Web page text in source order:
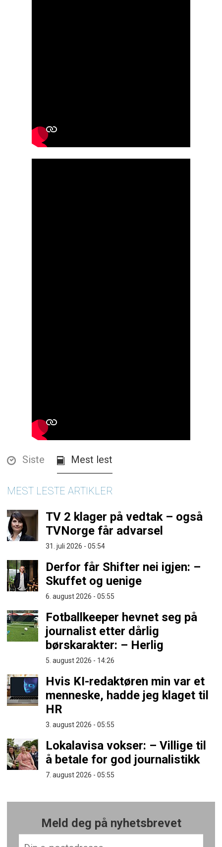
Siste Mest lest
MEST LESTE ARTIKLER
TV 2 klager på vedtak – også
TVNorge får advarsel
31. juli 2026 - 05:54
Derfor får Shifter nei igjen: –
Skuffet og uenige
6. august 2026 - 05:55
Fotballkeeper hevnet seg på
journalist etter dårlig
børskarakter: – Herlig
5. august 2026 - 14:26
Hvis KI-redaktøren min var et
menneske, hadde jeg klaget til
HR
3. august 2026 - 05:55
Lokalavisa vokser: – Villige til
å betale for god journalistikk
7. august 2026 - 05:55
Meld deg på nyhetsbrevet